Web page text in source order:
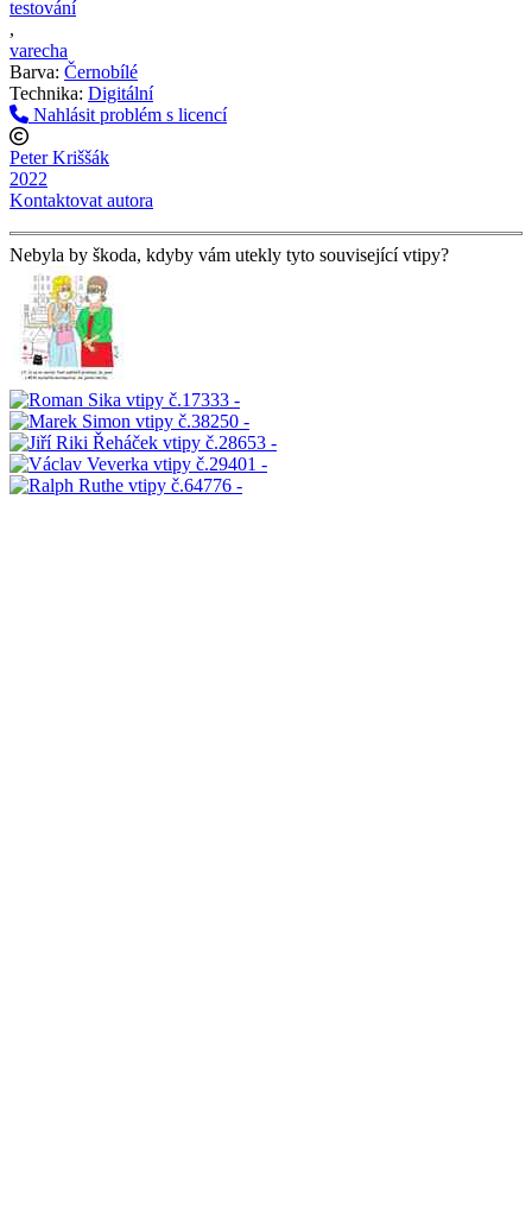
testování
,
varecha
Barva: Černobílé
Technika: Digitální
Nahlásit problém s licencí
Peter Kriššák
2022
Kontaktovat autora
Nebyla by škoda, kdyby vám utekly tyto související vtipy?